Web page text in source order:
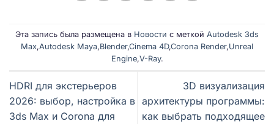
Эта запись была размещена в Новости с меткой Autodesk 3ds
Max,Autodesk Maya,Blender,Cinema 4D,Corona Render,Unreal
Engine,V-Ray.
HDRI для экстерьеров
2026: выбор, настройка в
3ds Max и Corona для
3D визуализация
архитектуры программы:
как выбрать подходящее